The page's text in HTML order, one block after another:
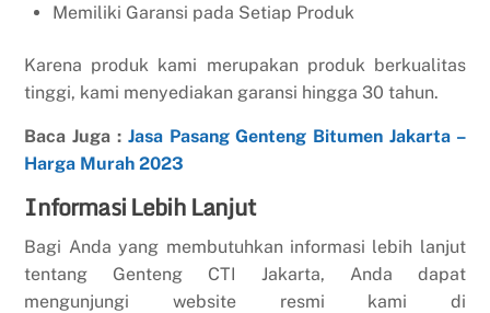
Memiliki Garansi pada Setiap Produk
Karena produk kami merupakan produk berkualitas
tinggi, kami menyediakan garansi hingga 30 tahun.
Baca Juga : Jasa Pasang Genteng Bitumen Jakarta –
Harga Murah 2023
Informasi Lebih Lanjut
Bagi Anda yang membutuhkan informasi lebih lanjut
tentang Genteng CTI Jakarta, Anda dapat
mengunjungi website resmi kami di